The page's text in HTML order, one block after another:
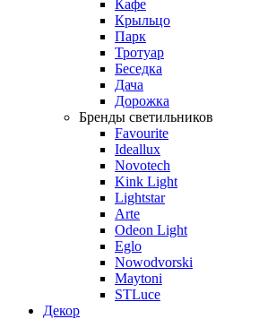
Кафе
Крыльцо
Парк
Тротуар
Беседка
Дача
Дорожка
Бренды светильников
Favourite
Ideallux
Novotech
Kink Light
Lightstar
Arte
Odeon Light
Eglo
Nowodvorski
Maytoni
STLuce
Декор